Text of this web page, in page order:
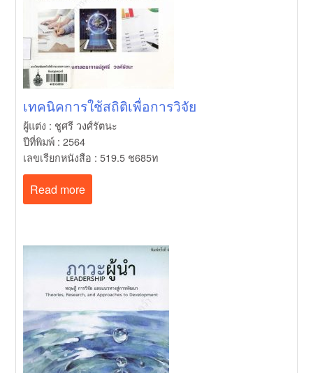
เทคนิคการใช้สถิติเพื่อการวิจัย
ผู้แต่ง : ชูศรี วงศ์รัตนะ
ปีที่พิมพ์ : 2564
เลขเรียกหนังสือ : 519.5 ช685ท
Read more